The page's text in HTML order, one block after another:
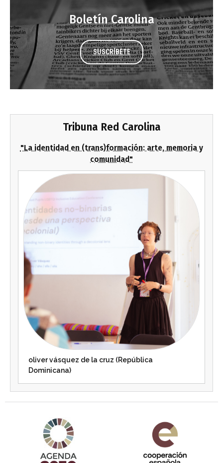
Boletín Carolina
SUSCRÍBETE
Tribuna Red Carolina
"La identidad en (trans)formación: arte, memoria y
comunidad"
oliver vásquez de la cruz (República
Dominicana)